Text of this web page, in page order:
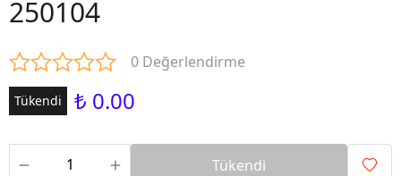
250104
0 Değerlendirme
Tükendi ₺ 0.00
Tükendi